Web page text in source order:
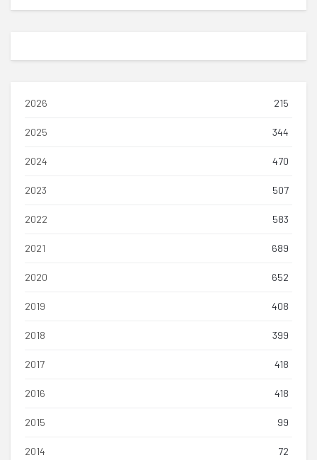
2026 215
2025 344
2024 470
2023 507
2022 583
2021 689
2020 652
2019 408
2018 399
2017 418
2016 418
2015 99
2014 72